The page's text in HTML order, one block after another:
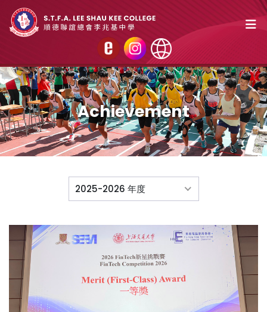
Achievement
2025-2026 年度